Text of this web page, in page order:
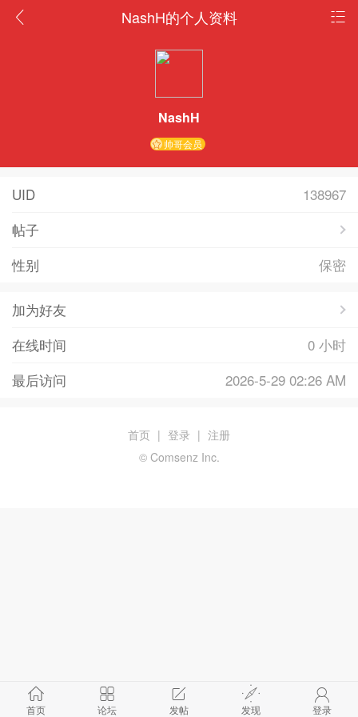
NashH的个人资料
NashH
帅哥会员
UID
138967
帖子
性别
保密
加为好友
在线时间
0 小时
最后访问
2026-5-29 02:26 AM
首页 论坛 发帖 发现 登录
首页 | 登录 | 注册
© Comsenz Inc.